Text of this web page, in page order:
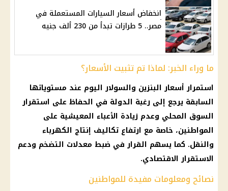
انخفاض أسعار السيارات المستعملة في
مصر.. 5 طرازات تبدأ من 230 ألف جنيه
ما وراء الخبر: لماذا تم تثبيت الأسعار؟
استمرارأسعار البنزين والسولاراليوم عند مستوياتها
السابقة يرجع إلى رغبة الدولة في الحفاظ على استقرار
السوق المحلي وعدم زيادة الأعباء المعيشية على
المواطنين، خاصة مع ارتفاع تكاليف إنتاج الكهرباء
والنقل. كما يسهم القرارفي ضبط معدلات التضخم ودعم
الاستقرار الاقتصادي.
نصائح ومعلومات مفيدة للمواطنين